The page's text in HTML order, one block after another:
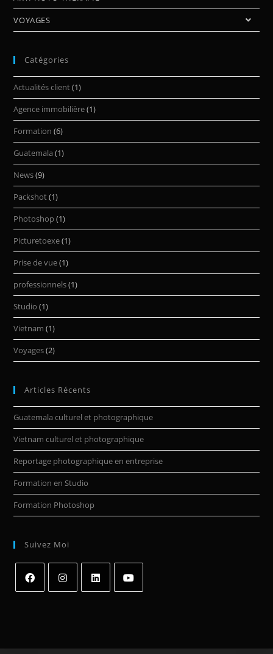
VOYAGES
Catégories
Actualités client(1)
Agence immobilière(1)
Formation (6)
Guatemala (1)
News(9)
Packshot(1)
Photoshop(1)
Picturetoexe(1)
Prise de vue(1)
professionnels(1)
Studio (1)
Vietnam (1)
Voyages(2)
Articles Récents
Guatemala culturel et photographique
Vietnam culturel et photographique
Reportage photographique en entreprise
Formation en Studio
Formation Photoshop
Suivez Moi